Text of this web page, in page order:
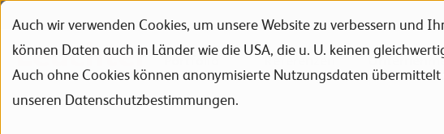
Auch wir verwenden Cookies, um unsere Website zu verbessern und
können Daten auch in Länder wie die USA, die u. U. keinen
Auch ohne Cookies können anonymisierte Nutzungsdaten
unseren Datenschutzbestimmungen.
Portfolio
Referenzen